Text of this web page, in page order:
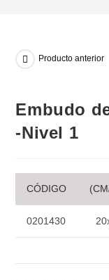
Producto anterior
Embudo
-Nivel 1
CÓDIGO
0201430